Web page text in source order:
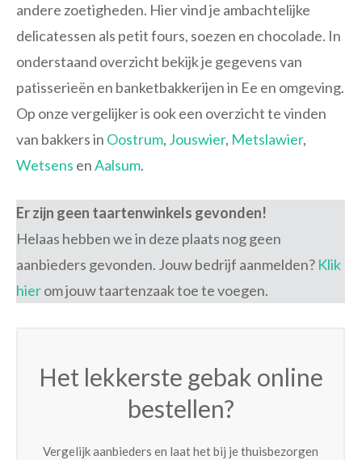
andere zoetigheden. Hier vind je ambachtelijke
delicatessen als petit fours, soezen en chocolade. In
onderstaand overzicht bekijk je gegevens van
patisserieën en banketbakkerijen in Ee en omgeving.
Op onze vergelijker is ook een overzicht te vinden
van bakkers in Oostrum, Jouswier, Metslawier,
Wetsens enAalsum.
Er zijn geen taartenwinkels gevonden!
Helaas hebben we in deze plaats nog geen
aanbieders gevonden. Jouw bedrijf aanmelden? Klik
hierom jouw taartenzaak toe te voegen.
Het lekkerste gebak online
bestellen?
Vergelijk aanbieders en laat het bij je thuisbezorgen